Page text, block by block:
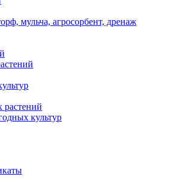
мульча, агросорбент, дренаж
растений
культур